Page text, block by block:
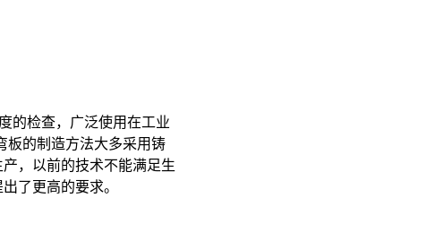
的检查，广泛使用在工业
板的制造方法大多采用铸
，以前的技术不能满足生
了更高的要求。